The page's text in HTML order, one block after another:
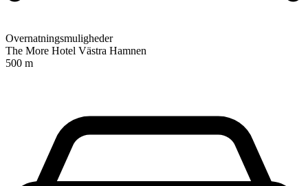
Overnatningsmuligheder
The More Hotel Västra Hamnen
500 m